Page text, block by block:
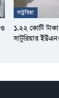
সাটুরিয়া
১.২২ কোটি
সাটুরিয়ার